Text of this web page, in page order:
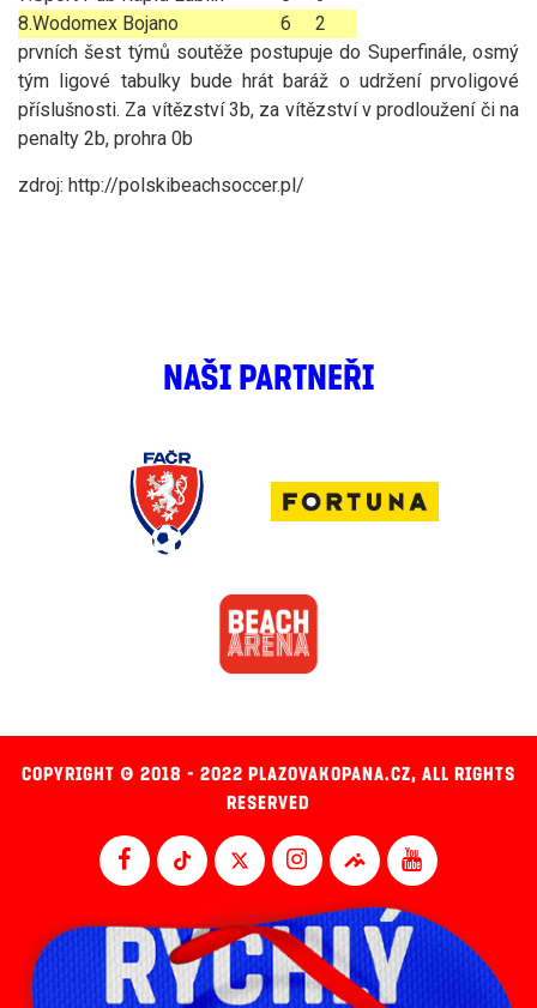
8.Wodomex Bojano 6
2
prvních šest týmů soutěže postupuje do Superfinále, osmý
tým ligové tabulky bude hrát baráž o udržení prvoligové
příslušnosti. Za vítězství 3b, za vítězství v prodloužení či na
penalty 2b, prohra 0b
zdroj: http://polskibeachsoccer.pl/
NAŠI PARTNEŘI
COPYRIGHT © 2018 - 2022 PLAZOVAKOPANA.CZ, ALL RIGHTS
RESERVED